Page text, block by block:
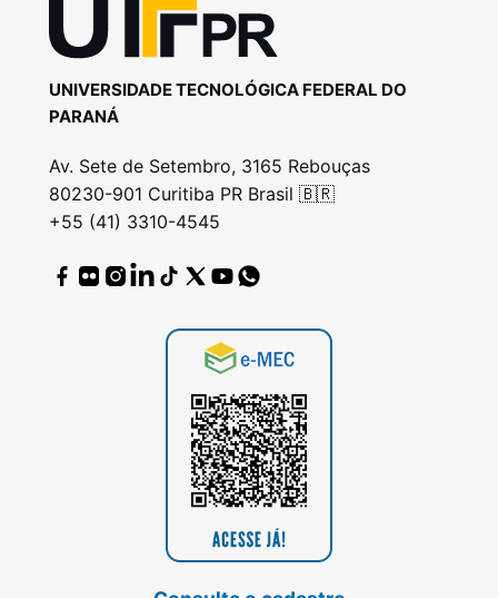
UNIVERSIDADE TECNOLÓGICA FEDERAL DO
PARANÁ
Av. Sete de Setembro, 3165 Rebouças
80230-901 Curitiba PR Brasil 🇧🇷
+55 (41) 3310-4545